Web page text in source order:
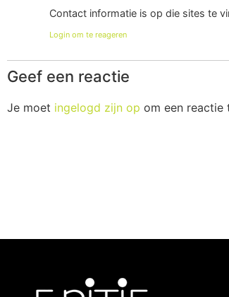
Contact informatie is op die sites te
Login om te reageren
Geef een reactie
Je moet ingelogd zijn op om een reactie